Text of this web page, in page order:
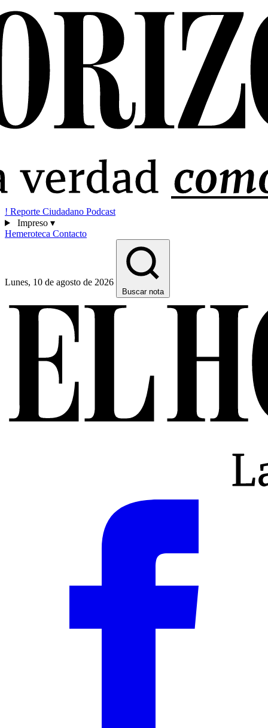
! Reporte Ciudadano Podcast
Impreso ▾
Hemeroteca Contacto
Lunes, 10 de agosto de 2026
Buscar nota